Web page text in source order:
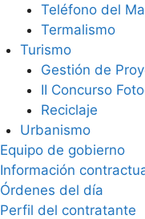
Teléfono del
Termalismo
Turismo
Gestión de
II Concurso
Reciclaje
Urbanismo
Equipo de gobierno
Información
Órdenes del día
Perfil del contratante